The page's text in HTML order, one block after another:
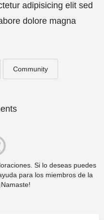
adipisicing elit sed
dolore magna
Community
Si lo deseas puedes
para los miembros de la